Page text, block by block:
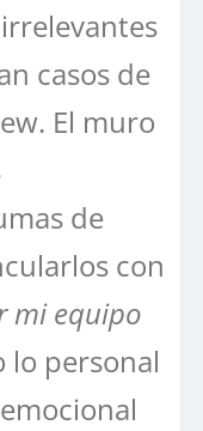
casos de
El muro
de
con
mi equipo
lo personal